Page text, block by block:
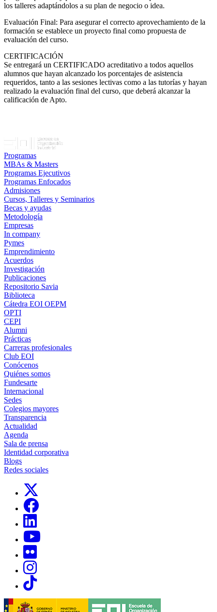
los talleres adaptándolos a su plan de negocio o idea.
Evaluación Final: Para asegurar el correcto aprovechamiento de la
formación se establece un proyecto final como propuesta de
evaluación del curso.
CERTIFICACIÓN
Se entregará un CERTIFICADO acreditativo a todos aquellos
alumnos que hayan alcanzado los porcentajes de asistencia
requeridos, tanto a las sesiones lectivas como a las tutorías y hayan
realizado la evaluación final del curso, que deberá alcanzar la
calificación de Apto.
Programas
MBAs & Masters
Programas Ejecutivos
Programas Enfocados
Admisiones
Cursos, Talleres y Seminarios
Becas y ayudas
Metodología
Empresas
In company
Pymes
Emprendimiento
Acuerdos
Investigación
Publicaciones
Repositorio Savia
Biblioteca
Cátedra EOI OEPM
OPTI
CEPI
Alumni
Prácticas
Carreras profesionales
Club EOI
Conócenos
Quiénes somos
Fundesarte
Internacional
Sedes
Colegios mayores
Transparencia
Actualidad
Agenda
Sala de prensa
Identidad corporativa
Blogs
Redes sociales
Links, Opens in this window
Links, Opens in this window
Links, Opens in this window
Links, Opens in this window
Links, Opens in this window